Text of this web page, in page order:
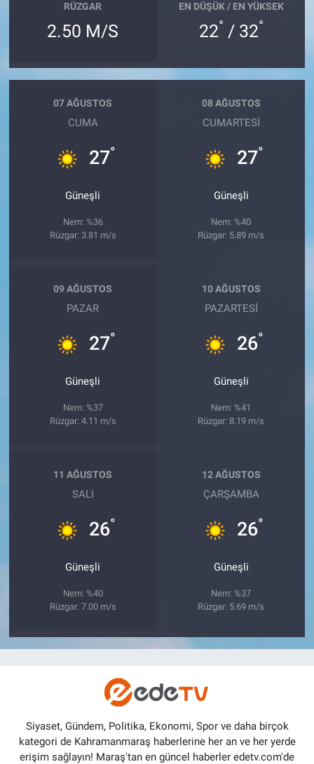
RÜZGAR
2.50 M/S
EN DÜŞÜK / EN YÜKSEK
22° / 32°
07 AĞUSTOS
CUMA
27°
Güneşli
Nem: %36
Rüzgar: 3.81 m/s
08 AĞUSTOS
CUMARTESI
27°
Güneşli
Nem: %40
Rüzgar: 5.89 m/s
09 AĞUSTOS
PAZAR
27°
Güneşli
Nem: %37
Rüzgar: 4.11 m/s
10 AĞUSTOS
PAZARTESI
26°
Güneşli
Nem: %41
Rüzgar: 8.19 m/s
11 AĞUSTOS
SALI
26°
Güneşli
Nem: %40
Rüzgar: 7.00 m/s
12 AĞUSTOS
ÇARŞAMBA
26°
Güneşli
Nem: %37
Rüzgar: 5.69 m/s
Siyaset, Gündem, Politika, Ekonomi, Spor ve daha birçok
kategori de Kahramanmaraş haberlerine her an ve her yerde
erişim sağlayın! Maraş'tan en güncel haberler edetv.com'de